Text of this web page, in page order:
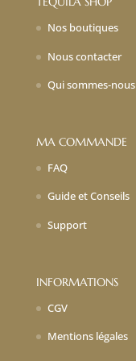
Nos boutiques
Nous contacter
Qui sommes-nous
MA COMMANDE
FAQ
Guide et Conseils
Support
INFORMATIONS
CGV
Mentions légales